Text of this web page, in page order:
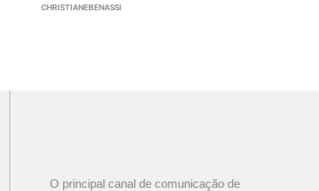
CHRISTIANEBENASSI
O principal canal de comunicação de